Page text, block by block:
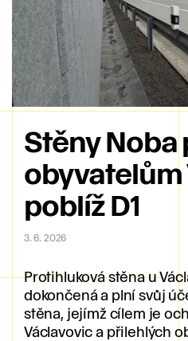
Stěny
obyvatelům
poblíž D1
3. 6. 2026
Protihluková stěna u
dokončená a plní svůj
stěna, jejímž cílem je
Václavovic a přilehlých